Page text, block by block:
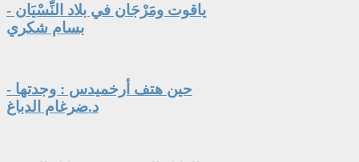
ياقوت ومَرْجَان في بلاد النِّسْيَان -
بسام شكري
حين هتف أرخميدس : وجدتها -
د.ضرغام الدباغ